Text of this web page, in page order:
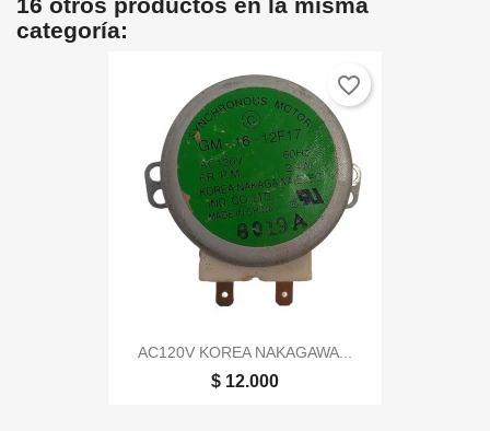
categoría:
AC120V KOREA NAKAGAWA...
$ 12.000
favorite_border